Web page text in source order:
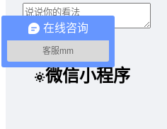
取消回复 提交
微信小程序
在线咨询
客服mm